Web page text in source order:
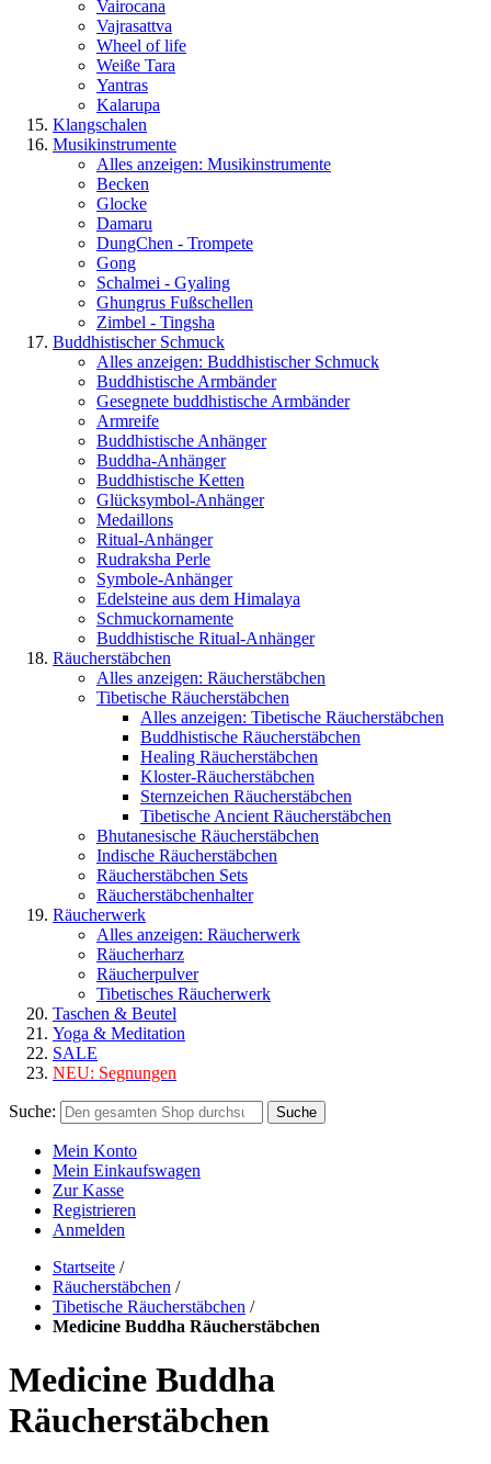
Vairocana
Vajrasattva
Wheel of life
Weiße Tara
Yantras
Kalarupa
Klangschalen
Musikinstrumente
Alles anzeigen: Musikinstrumente
Becken
Glocke
Damaru
DungChen - Trompete
Gong
Schalmei - Gyaling
Ghungrus Fußschellen
Zimbel - Tingsha
Buddhistischer Schmuck
Alles anzeigen: Buddhistischer Schmuck
Buddhistische Armbänder
Gesegnete buddhistische Armbänder
Armreife
Buddhistische Anhänger
Buddha-Anhänger
Buddhistische Ketten
Glücksymbol-Anhänger
Medaillons
Ritual-Anhänger
Rudraksha Perle
Symbole-Anhänger
Edelsteine aus dem Himalaya
Schmuckornamente
Buddhistische Ritual-Anhänger
Räucherstäbchen
Alles anzeigen: Räucherstäbchen
Tibetische Räucherstäbchen
Alles anzeigen: Tibetische Räucherstäbchen
Buddhistische Räucherstäbchen
Healing Räucherstäbchen
Kloster-Räucherstäbchen
Sternzeichen Räucherstäbchen
Tibetische Ancient Räucherstäbchen
Bhutanesische Räucherstäbchen
Indische Räucherstäbchen
Räucherstäbchen Sets
Räucherstäbchenhalter
Räucherwerk
Alles anzeigen: Räucherwerk
Räucherharz
Räucherpulver
Tibetisches Räucherwerk
Taschen & Beutel
Yoga & Meditation
SALE
NEU: Segnungen
Suche: Suche
Mein Konto
Mein Einkaufswagen
Zur Kasse
Registrieren
Anmelden
Startseite /
Räucherstäbchen /
Tibetische Räucherstäbchen /
Medicine Buddha Räucherstäbchen
Medicine Buddha
Räucherstäbchen